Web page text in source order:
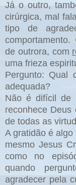
Já o outro,
cirúrgica, mal
tipo de
de outrora, com
uma frieza
Pergunto: Qual
adequada?
Não é difícil de
reconhece
de todas as
A gratidão é
mesmo Jesus
como no
quando
agradecer pela